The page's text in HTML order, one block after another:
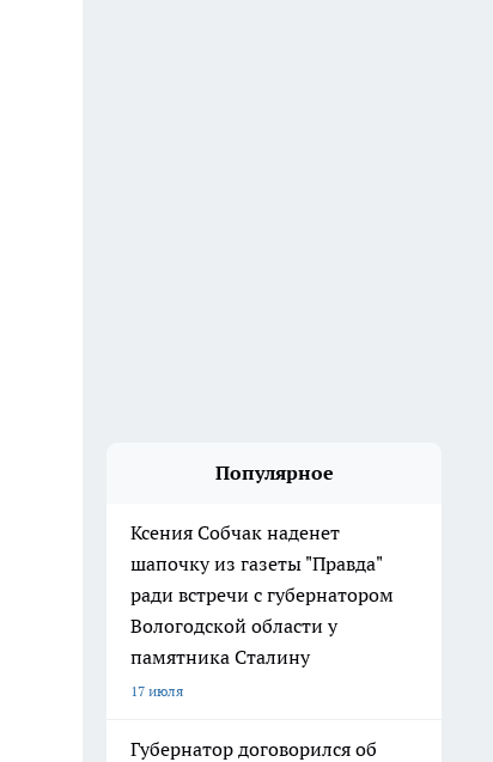
Популярное
Ксения Собчак наденет
шапочку из газеты "Правда"
ради встречи с губернатором
Вологодской области у
памятника Сталину
17 июля
Губернатор договорился об